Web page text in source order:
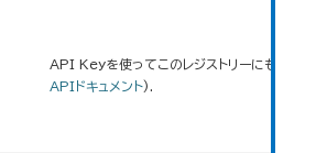
API Keyを使ってこのレジストリーにもアクセ
APIドキュメント).